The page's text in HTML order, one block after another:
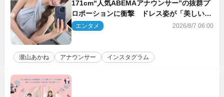
171cm“人気ABEMAアナウンサー”の抜群プ
ロポーションに衝撃 ドレス姿が「美しい」
「品がありすぎる」
エンタメ 2026/8/7 06:00
瀧山あかね アナウンサー インスタグラム